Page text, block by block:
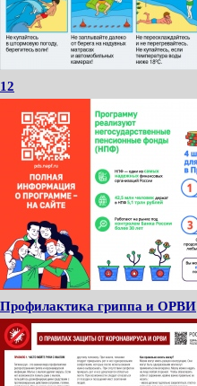
12
Профилактика гриппа и ОРВИ